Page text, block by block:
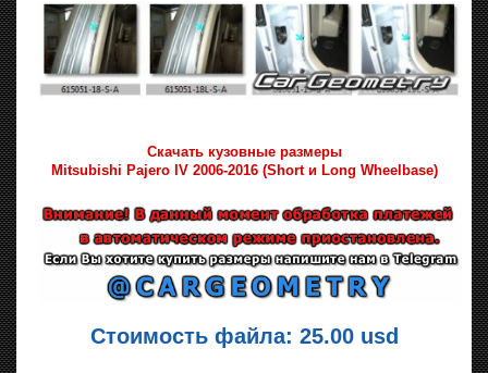
Скачать кузовные размеры
Mitsubishi Pajero IV 2006-2016 (Short и Long Wheelbase)
Стоимость файла: 25.00 usd